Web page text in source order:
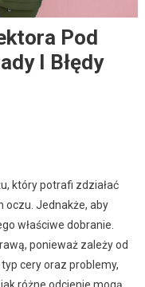
Pod
I Błędy
który potrafi zdziałać
oczu. Jednakże, aby
właściwe dobranie.
ponieważ zależy od
cery oraz problemy,
różne odcienie mogą